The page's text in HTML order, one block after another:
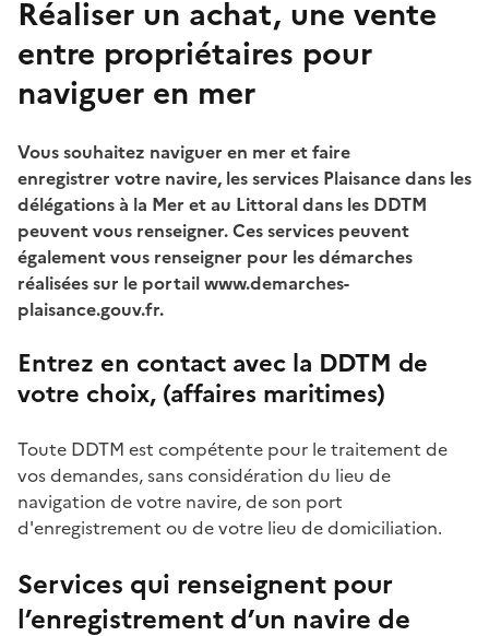
Réaliser un achat, une vente
entre propriétaires pour
naviguer en mer
Vous souhaitez naviguer en mer et faire
enregistrer votre navire, les services Plaisance dans les
délégations à la Mer et au Littoral dans les DDTM
peuvent vous renseigner. Ces services peuvent
également vous renseigner pour les démarches
réalisées sur le portail www.demarches-
plaisance.gouv.fr.
Entrez en contact avec la DDTM de
votre choix, (affaires maritimes)
Toute DDTM est compétente pour le traitement de
vos demandes, sans considération du lieu de
navigation de votre navire, de son port
d'enregistrement ou de votre lieu de domiciliation.
Services qui renseignent pour
l’enregistrement d’un navire de